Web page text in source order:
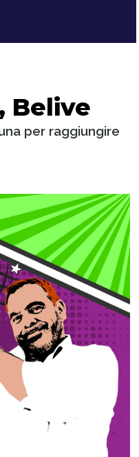
Belive
per raggiungire